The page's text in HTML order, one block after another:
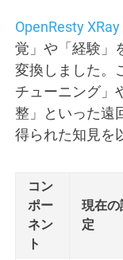
OpenResty XRay
覚」や「経験」
変換しました。
チューニング」
整」といった遠
得られた知見を
コン
ポー
ネン
ト
現在の
定